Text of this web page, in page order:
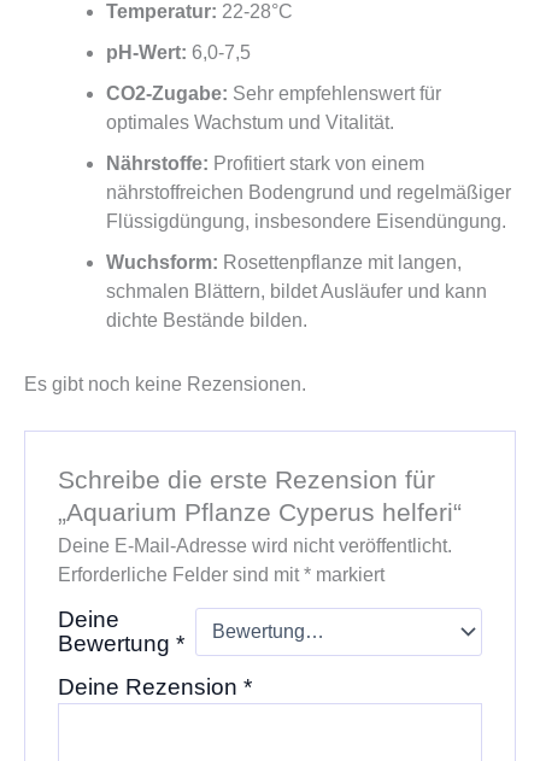
Temperatur: 22-28°C
pH-Wert: 6,0-7,5
CO2-Zugabe: Sehr empfehlenswert für
optimales Wachstum und Vitalität.
Nährstoffe: Profitiert stark von einem
nährstoffreichen Bodengrund und regelmäßiger
Flüssigdüngung, insbesondere Eisendüngung.
Wuchsform: Rosettenpflanze mit langen,
schmalen Blättern, bildet Ausläufer und kann
dichte Bestände bilden.
Es gibt noch keine Rezensionen.
Schreibe die erste Rezension für
„Aquarium Pflanze Cyperus helferi“
Deine E-Mail-Adresse wird nicht veröffentlicht.
Erforderliche Felder sind mit*markiert
Deine
Bewertung *
Deine Rezension *